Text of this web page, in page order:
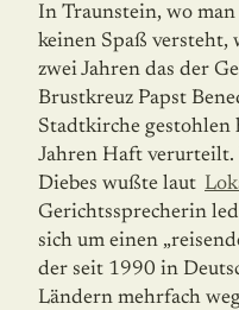
In Traunstein, wo
keinen Spaß versteht,
zwei Jahren das der
Brustkreuz Papst
Stadtkirche gestohlen
Jahren Haft verurteilt.
Diebes wußte laut
Gerichtssprecherin
sich um einen
der seit 1990 in
Ländern mehrfach